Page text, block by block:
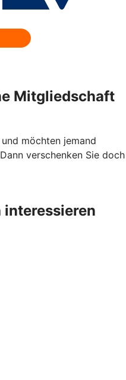
Mitgliedschaft
möchten jemand
verschenken Sie doch
interessieren